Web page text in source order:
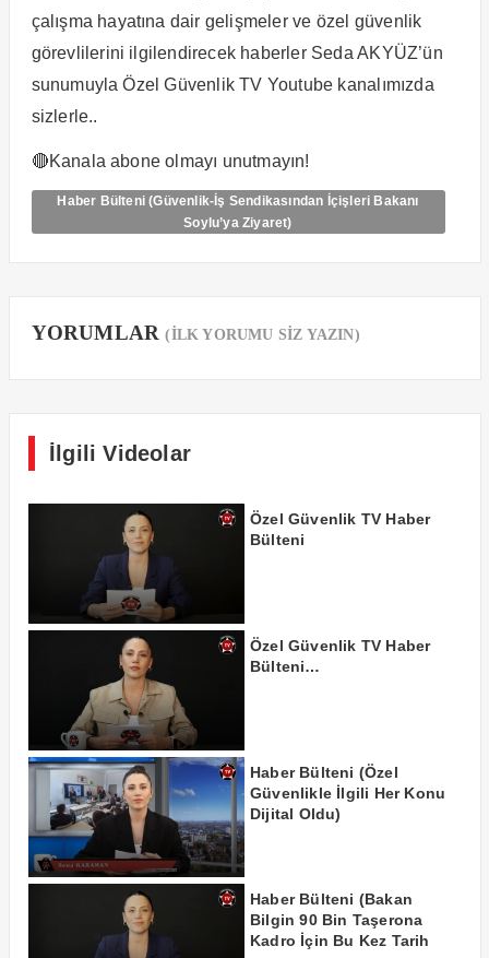
çalışma hayatına dair gelişmeler ve özel güvenlik
görevlilerini ilgilendirecek haberler Seda AKYÜZ’ün
sunumuyla Özel Güvenlik TV Youtube kanalımızda
sizlerle..
🔴Kanala abone olmayı unutmayın!
Haber Bülteni (Güvenlik-İş Sendikasından İçişleri Bakanı
Soylu’ya Ziyaret)
YORUMLAR(İLK YORUMU SİZ YAZIN)
İlgili Videolar
Özel Güvenlik TV Haber
Bülteni
Özel Güvenlik TV Haber
Bülteni…
Haber Bülteni (Özel
Güvenlikle İlgili Her Konu
Dijital Oldu)
Haber Bülteni (Bakan
Bilgin 90 Bin Taşerona
Kadro İçin Bu Kez Tarih